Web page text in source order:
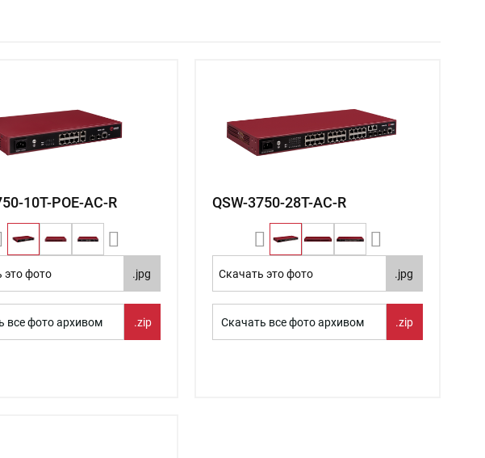
10T-POE-AC-R
это фото .jpg
все фото архивом .zip
QSW-3750-28T-AC-R
Скачать это фото .jpg
Скачать все фото архивом .zip